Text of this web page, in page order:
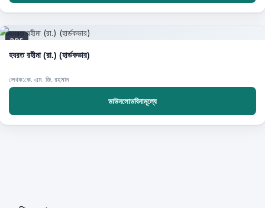
PDF
হযরত রহীমা (রা.) (হার্ডকভার)
লেখক:কে. এম. জি. রহমান
ডাউনলোডবিনামূল্যে